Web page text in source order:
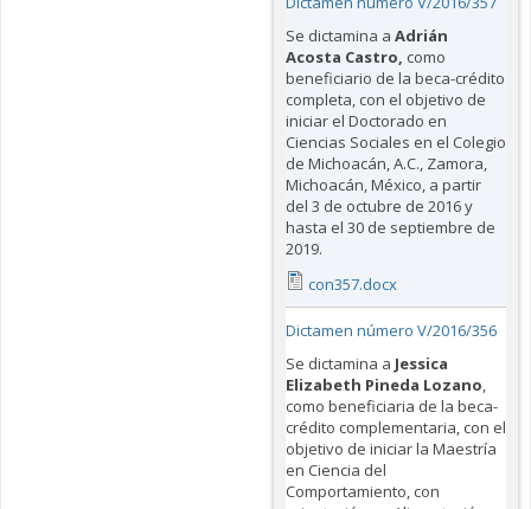
Se dictamina a Adrián
Acosta Castro, como
beneficiario de la beca-crédito
completa, con el objetivo de
iniciar el Doctorado en
Ciencias Sociales en el Colegio
de Michoacán, A.C., Zamora,
Michoacán, México, a partir
del 3 de octubre de 2016 y
hasta el 30 de septiembre de
2019.
con357.docx
Dictamen número V/2016/356
Se dictamina a Jessica
Elizabeth Pineda Lozano,
como beneficiaria de la beca-
crédito complementaria, con el
objetivo de iniciar la Maestría
en Ciencia del
Comportamiento, con